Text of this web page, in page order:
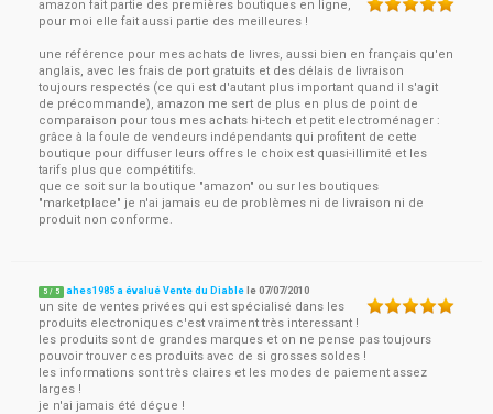
amazon fait partie des premières boutiques en ligne,
pour moi elle fait aussi partie des meilleures !
une référence pour mes achats de livres, aussi bien en français qu'en
anglais, avec les frais de port gratuits et des délais de livraison
toujours respectés (ce qui est d'autant plus important quand il s'agit
de précommande), amazon me sert de plus en plus de point de
comparaison pour tous mes achats hi-tech et petit electroménager :
grâce à la foule de vendeurs indépendants qui profitent de cette
boutique pour diffuser leurs offres le choix est quasi-illimité et les
tarifs plus que compétitifs.
que ce soit sur la boutique "amazon" ou sur les boutiques
"marketplace" je n'ai jamais eu de problèmes ni de livraison ni de
produit non conforme.
5 / 5 ahes1985 a évalué Vente du Diable le07/07/2010
un site de ventes privées qui est spécialisé dans les
produits electroniques c'est vraiment très interessant !
les produits sont de grandes marques et on ne pense pas toujours
pouvoir trouver ces produits avec de si grosses soldes !
les informations sont très claires et les modes de paiement assez
larges !
je n'ai jamais été déçue !